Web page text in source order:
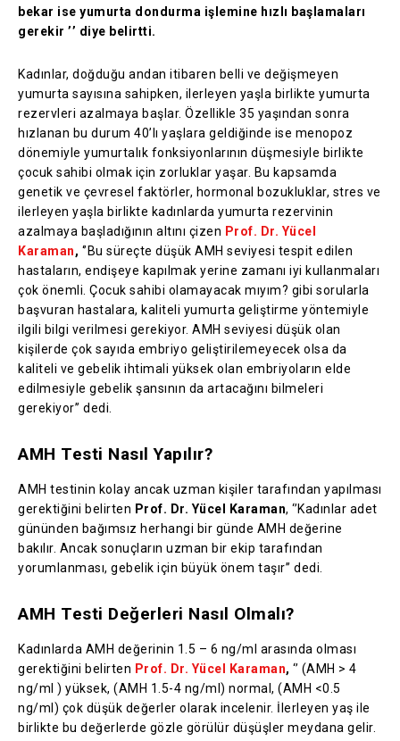
bekar ise yumurta dondurma işlemine hızlı başlamaları
gerekir ’’ diye belirtti.
Kadınlar, doğduğu andan itibaren belli ve değişmeyen
yumurta sayısına sahipken, ilerleyen yaşla birlikte yumurta
rezervleri azalmaya başlar. Özellikle 35 yaşından sonra
hızlanan bu durum 40’lı yaşlara geldiğinde ise menopoz
dönemiyle yumurtalık fonksiyonlarının düşmesiyle birlikte
çocuk sahibi olmak için zorluklar yaşar. Bu kapsamda
genetik ve çevresel faktörler, hormonal bozukluklar, stres ve
ilerleyen yaşla birlikte kadınlarda yumurta rezervinin
azalmaya başladığının altını çizen Prof. Dr. Yücel
Karaman, ‘’Bu süreçte düşük AMH seviyesi tespit edilen
hastaların, endişeye kapılmak yerine zamanı iyi kullanmaları
çok önemli. Çocuk sahibi olamayacak mıyım? gibi sorularla
başvuran hastalara, kaliteli yumurta geliştirme yöntemiyle
ilgili bilgi verilmesi gerekiyor. AMH seviyesi düşük olan
kişilerde çok sayıda embriyo geliştirilemeyecek olsa da
kaliteli ve gebelik ihtimali yüksek olan embriyoların elde
edilmesiyle gebelik şansının da artacağını bilmeleri
gerekiyor’’ dedi.
AMH Testi Nasıl Yapılır?
AMH testinin kolay ancak uzman kişiler tarafından yapılması
gerektiğini belirten Prof. Dr. Yücel Karaman, ‘’Kadınlar adet
gününden bağımsız herhangi bir günde AMH değerine
bakılır. Ancak sonuçların uzman bir ekip tarafından
yorumlanması, gebelik için büyük önem taşır’’ dedi.
AMH Testi Değerleri Nasıl Olmalı?
Kadınlarda AMH değerinin 1.5 – 6 ng/ml arasında olması
gerektiğini belirten Prof. Dr. Yücel Karaman, ‘’ (AMH > 4
ng/ml ) yüksek, (AMH 1.5-4 ng/ml) normal, (AMH <0.5
ng/ml) çok düşük değerler olarak incelenir. İlerleyen yaş ile
birlikte bu değerlerde gözle görülür düşüşler meydana gelir.